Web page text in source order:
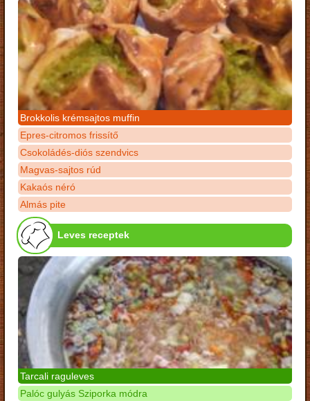
Brokkolis krémsajtos muffin
Epres-citromos frissítő
Csokoládés-diós szendvics
Magvas-sajtos rúd
Kakaós néró
Almás pite
Leves receptek
Tarcali raguleves
Palóc gulyás Sziporka módra